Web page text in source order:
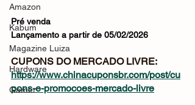
Amazon
Kabum
Magazine Luiza
Hardware
Gamer
Pré venda
Lançamento a partir de 05/02/2026
CUPONS DO MERCADO LIVRE:
https://www.chinacuponsbr.com/post/cu
pons-e-promocoes-mercado-livre